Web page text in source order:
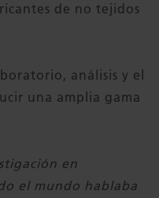
de no tejidos
análisis y el
una amplia gama
en
el mundo hablaba